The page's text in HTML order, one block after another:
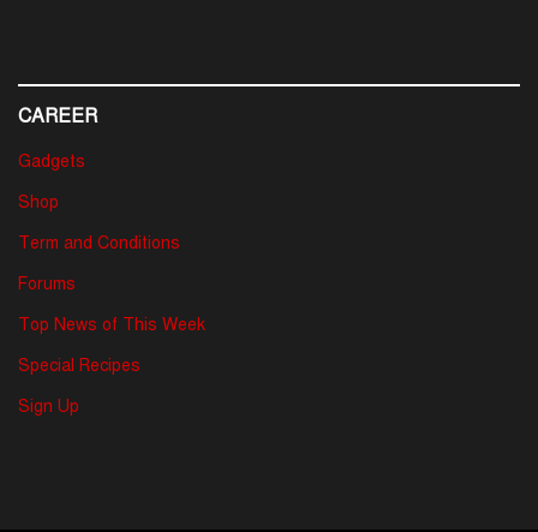
CAREER
Gadgets
Shop
Term and Conditions
Forums
Top News of This Week
Special Recipes
Sign Up